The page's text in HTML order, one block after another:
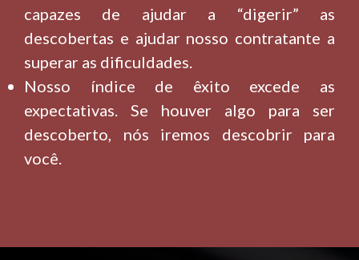
capazes de ajudar a “digerir” as
descobertas e ajudar nosso contratante a
superar as dificuldades.
Nosso índice de êxito excede as
expectativas. Se houver algo para ser
descoberto, nós iremos descobrir para
você.